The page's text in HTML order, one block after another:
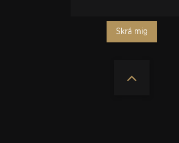
Skrá mig